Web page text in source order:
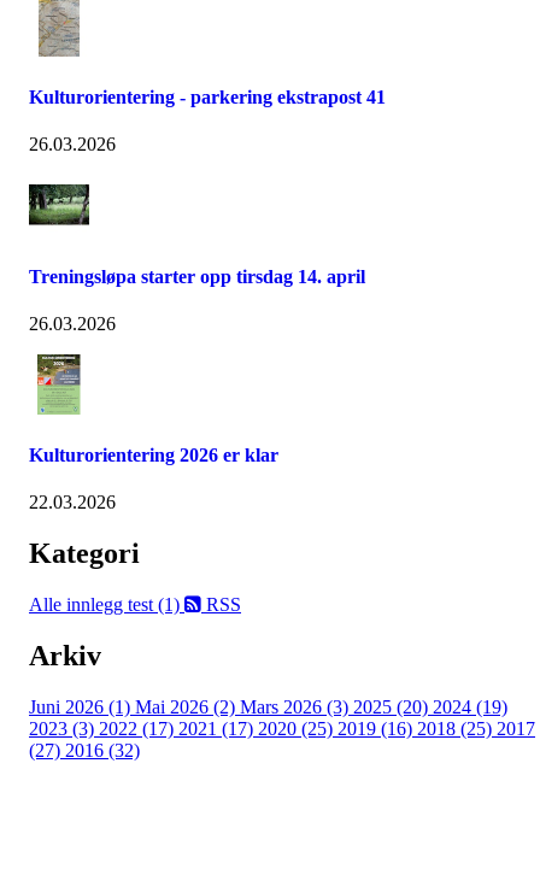
Kulturorientering - parkering ekstrapost 41
26.03.2026
Treningsløpa starter opp tirsdag 14. april
26.03.2026
Kulturorientering 2026 er klar
22.03.2026
Kategori
Alle innlegg test (1) RSS
Arkiv
Juni 2026 (1) Mai 2026 (2) Mars 2026 (3) 2025 (20) 2024 (19)
2023 (3) 2022 (17) 2021 (17) 2020 (25) 2019 (16) 2018 (25) 2017
(27) 2016 (32)